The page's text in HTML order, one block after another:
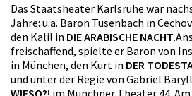
Das Staatsheater Karlsruhe war
Jahre: u.a. Baron Tusenbach in
den Kalil in DIE ARABISCHE NACHT
freischaffend, spielte er Baron von
in München, den Kurt in DER
und unter der Regie von Gabriel
WIESO?! im Münchner Theater 44.